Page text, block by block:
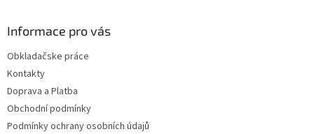
Informace pro vás
Obkladačske práce
Kontakty
Doprava a Platba
Obchodní podmínky
Podmínky ochrany osobních údajů